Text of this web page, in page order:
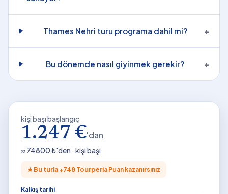
Thames Nehri turu programa dahil mi? +
Bu dönemde nasıl giyinmek gerekir? +
kişi başı başlangıç
1.247 €'dan
≈ 74800₺'den · kişi başı
★ Bu turla +748 Tourperia Puan kazanırsınız
Kalkış tarihi